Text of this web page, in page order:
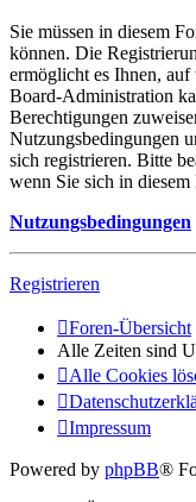
Sie müssen in diesem
können. Die
ermöglicht es Ihnen,
Board-Administration
Berechtigungen
Nutzungsbedingungen
sich registrieren. Bitte
wenn Sie sich in diesem
Nutzungsbedingungen
Registrieren
Foren-Übersicht
Alle Zeiten sind
Alle Cookies
Impressum
Powered by phpBB®